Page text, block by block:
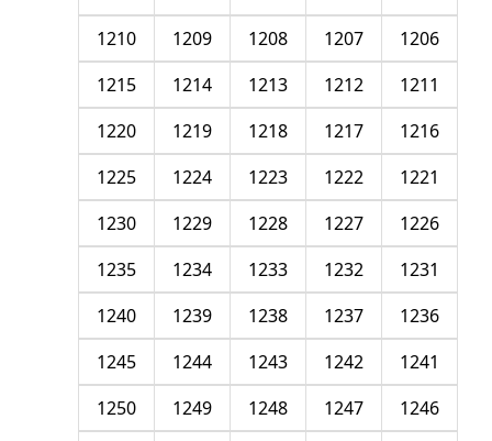
1206
1207
1208
1209
1210
1211
1212
1213
1214
1215
1216
1217
1218
1219
1220
1221
1222
1223
1224
1225
1226
1227
1228
1229
1230
1231
1232
1233
1234
1235
1236
1237
1238
1239
1240
1241
1242
1243
1244
1245
1246
1247
1248
1249
1250